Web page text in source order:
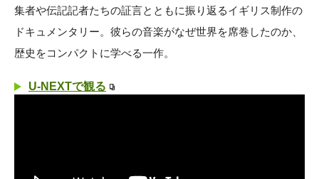
集者や伝記記者たちの証言とともに振り返るイギリス制作の
ドキュメンタリー。彼らの音楽がなぜ世界を席巻したのか、
歴史をコンパクトに学べる一作。
U-NEXTで観る